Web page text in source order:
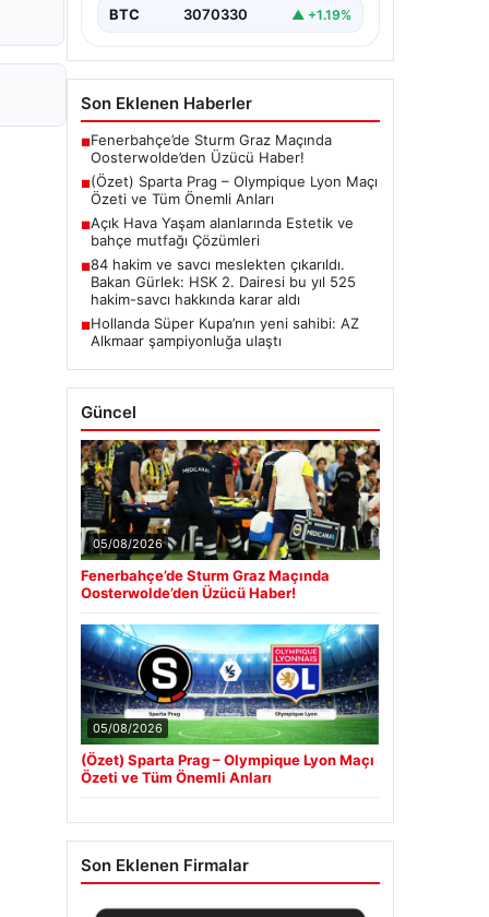
BTC 3070330 ▲ +1.19%
Son Eklenen Haberler
■Fenerbahçe’de Sturm Graz Maçında
Oosterwolde’den Üzücü Haber!
■(Özet) Sparta Prag – Olympique Lyon Maçı
Özeti ve Tüm Önemli Anları
■Açık Hava Yaşam alanlarında Estetik ve
bahçe mutfağı Çözümleri
■84 hakim ve savcı meslekten çıkarıldı.
Bakan Gürlek: HSK 2. Dairesi bu yıl 525
hakim-savcı hakkında karar aldı
■Hollanda Süper Kupa’nın yeni sahibi: AZ
Alkmaar şampiyonluğa ulaştı
Güncel
05/08/2026
Fenerbahçe’de Sturm Graz Maçında
Oosterwolde’den Üzücü Haber!
05/08/2026
(Özet) Sparta Prag – Olympique Lyon Maçı
Özeti ve Tüm Önemli Anları
Son Eklenen Firmalar